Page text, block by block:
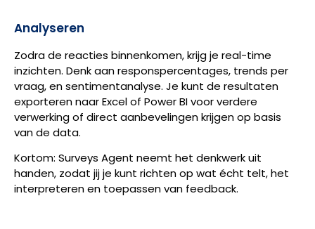
Analyseren
Zodra de reacties binnenkomen, krijg je real-time
inzichten. Denk aan responspercentages, trends per
vraag, en sentimentanalyse. Je kunt de resultaten
exporteren naar Excel of Power BI voor verdere
verwerking of direct aanbevelingen krijgen op basis
van de data.
Kortom: Surveys Agent neemt het denkwerk uit
handen, zodat jij je kunt richten op wat écht telt, het
interpreteren en toepassen van feedback.